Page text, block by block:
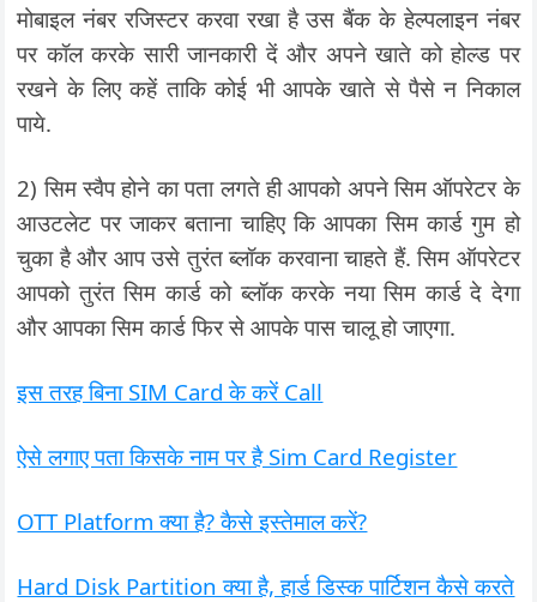
मोबाइल नंबर रजिस्टर करवा रखा है उस बैंक के हेल्पलाइन नंबर
पर कॉल करके सारी जानकारी दें और अपने खाते को होल्ड पर
रखने के लिए कहें ताकि कोई भी आपके खाते से पैसे न निकाल
पाये.
2) सिम स्वैप होने का पता लगते ही आपको अपने सिम ऑपरेटर के
आउटलेट पर जाकर बताना चाहिए कि आपका सिम कार्ड गुम हो
चुका है और आप उसे तुरंत ब्लॉक करवाना चाहते हैं. सिम ऑपरेटर
आपको तुरंत सिम कार्ड को ब्लॉक करके नया सिम कार्ड दे देगा
और आपका सिम कार्ड फिर से आपके पास चालू हो जाएगा.
इस तरह बिना SIM Card के करें Call
ऐसे लगाए पता किसके नाम पर है Sim Card Register
OTT Platform क्या है? कैसे इस्तेमाल करें?
Hard Disk Partition क्या है, हार्ड डिस्क पार्टिशन कैसे करते